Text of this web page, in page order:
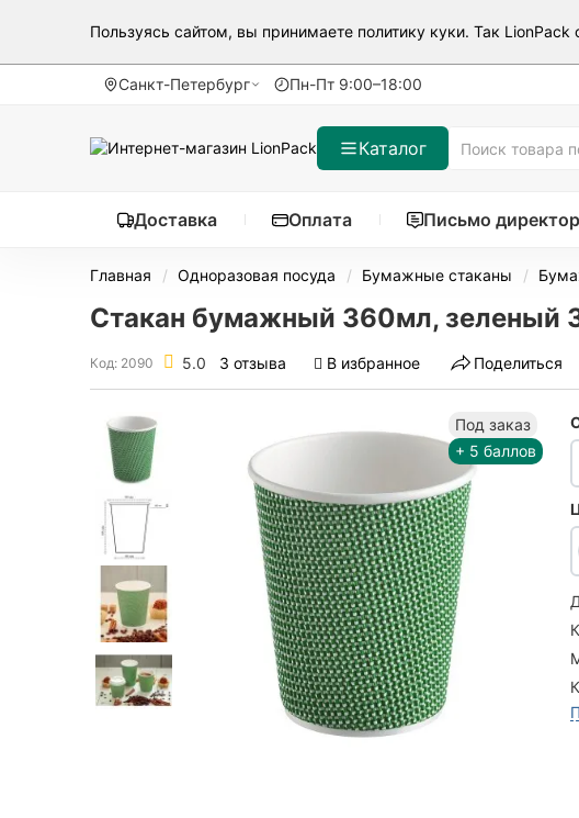
Пользуясь сайтом, вы принимаете политику куки. Так LionPack
Санкт-Петербург Пн-Пт 9:00–18:00
Каталог
Доставка Оплата Письмо
Главная Одноразовая посуда Бумажные стаканы
Стакан бумажный 360мл, зеленый
Код: 2090 5.0 3 отзыва В избранное Поделиться
Под заказ
+ 5 баллов